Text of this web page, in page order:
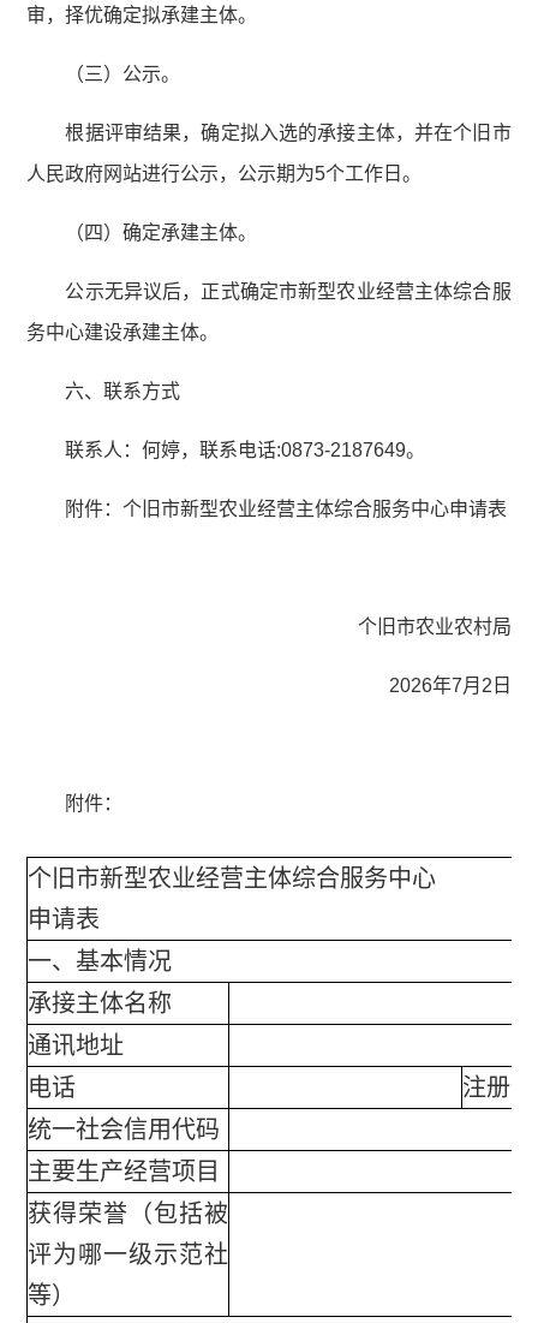
审，择优确定拟承建主体。
（三）公示。
根据评审结果，确定拟入选的承接主体，并在个旧市
人民政府网站进行公示，公示期为5个工作日。
（四）确定承建主体。
公示无异议后，正式确定市新型农业经营主体综合服
务中心建设承建主体。
六、联系方式
联系人：何婷，联系电话:0873-2187649。
附件：个旧市新型农业经营主体综合服务中心申请表
个旧市农业农村局
2026年7月2日
附件：
个旧市新型农业经营主体综合服务中心
申请表
一、基本情况
承接主体名称
通讯地址
电话
注册
统一社会信用代码
主要生产经营项目
获得荣誉（包括被
评为哪一级示范社
等）